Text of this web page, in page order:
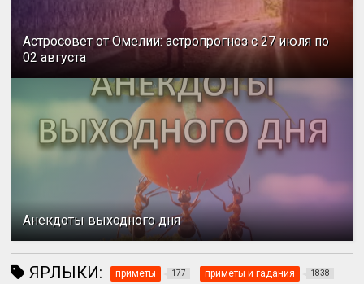
Астросовет от Омелии: астропрогноз с 27 июля по
02 августа
Анекдоты выходного дня
ЯРЛЫКИ: приметы 177 приметы и гадания 1838